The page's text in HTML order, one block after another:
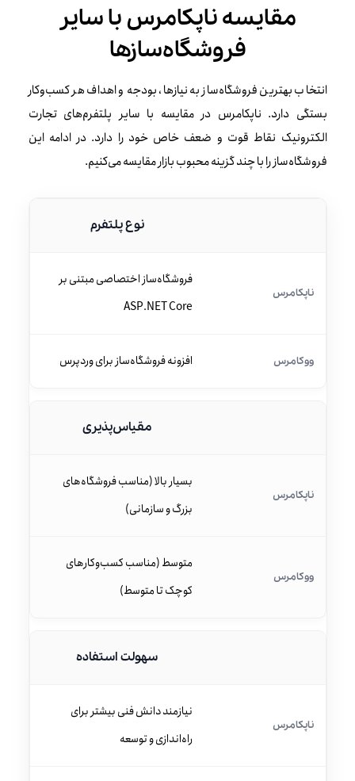
مقایسه ناپکامرس با سایر
فروشگاه‌سازها
انتخاب بهترین فروشگاه‌ساز به نیازها، بودجه و اهداف هر کسب‌وکار
بستگی دارد. ناپکامرس در مقایسه با سایر پلتفرم‌های تجارت
الکترونیک نقاط قوت و ضعف خاص خود را دارد. در ادامه این
فروشگاه‌ساز را با چند گزینه محبوب بازار مقایسه می‌کنیم.
نوع پلتفرم
فروشگاه‌ساز اختصاصی مبتنی بر
ASP.NET Core
افزونه فروشگاه‌ساز برای وردپرس
مقیاس‌پذیری
بسیار بالا (مناسب فروشگاه‌های
بزرگ و سازمانی)
متوسط (مناسب کسب‌وکارهای
کوچک تا متوسط)
سهولت استفاده
نیازمند دانش فنی بیشتر برای
راه‌اندازی و توسعه